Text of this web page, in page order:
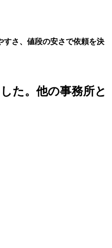
すさ、値段の安さで依頼を決
た。他の事務所と